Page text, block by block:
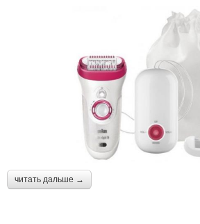
читать дальше →